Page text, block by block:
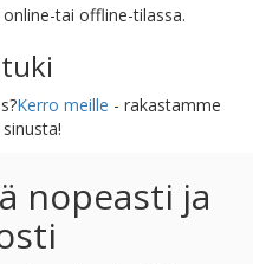
tai offline-tilassa.
Kerro meille - rakastamme
nopeasti ja